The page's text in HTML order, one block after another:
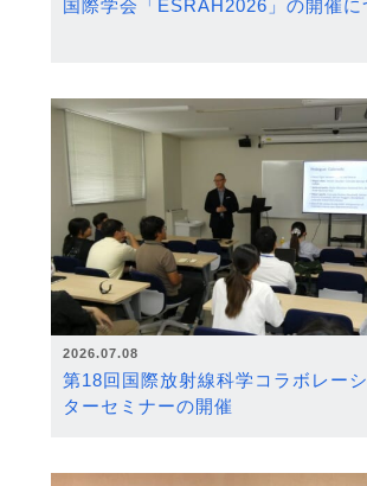
国際学会「ESRAH2026」の開催に
2026.07.08
第18回国際放射線科学コラボレー
ターセミナーの開催